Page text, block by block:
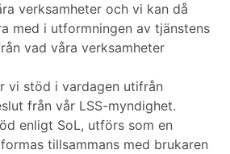
verksamheter och vi kan då
med i utformningen av tjänstens
vad våra verksamheter
vi stöd i vardagen utifrån
från vår LSS-myndighet.
enligt SoL, utförs som en
tillsammans med brukaren